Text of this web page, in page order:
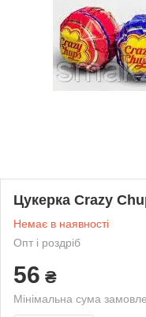
Цукерка Crazy
Немає в наявності
Опт і роздріб
56 ₴
Мінімальна сума